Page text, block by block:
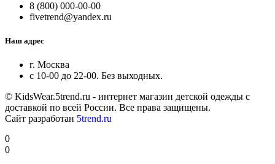
8 (800) 000-00-00
fivetrend@yandex.ru
Наш адрес
г. Москва
с 10-00 до 22-00. Без выходных.
© KidsWear.5trend.ru - интернет магазин детской одежды с
доставкой по всей России. Все права защищены.
Сайт разработан 5trend.ru
0
0